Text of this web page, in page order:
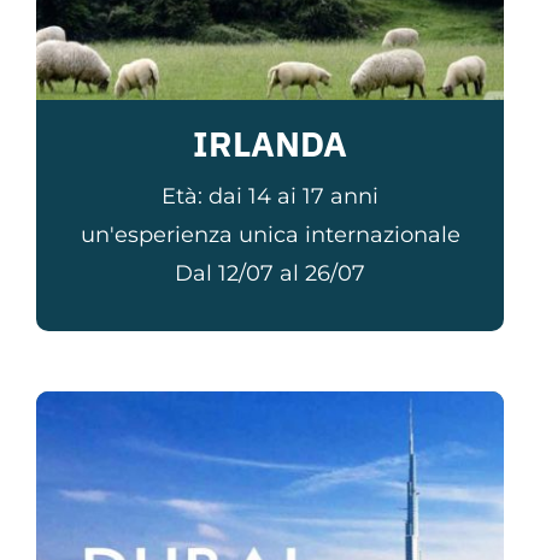
IRLANDA
Età: dai 14 ai 17 anni
un'esperienza unica internazionale
Dal 12/07 al 26/07